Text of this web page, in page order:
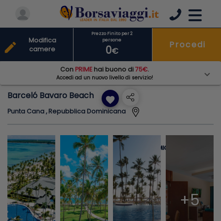
Barceló Bavaro Beach favorite
Punta Cana , Repubblica Dominicana
+5
Prezzo Finito per 2
persone
0€
Procedi
edit
Modifica
camere
Con PRIME hai buono di75€.
Accedi ad un nuovo livello di servizio!